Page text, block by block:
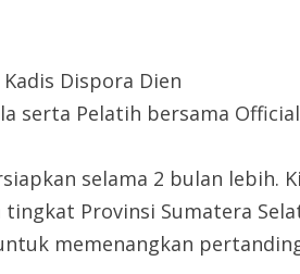
Dispora Dien
serta Pelatih bersama
selama 2 bulan lebih.
Provinsi Sumatera
memenangkan